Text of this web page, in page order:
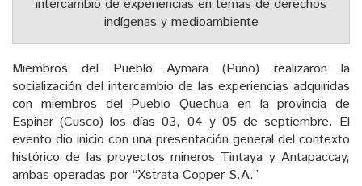
Miembros del Pueblo Aymara (Puno) realizaron la
socialización del intercambio de las experiencias adquiridas
con miembros del Pueblo Quechua en la provincia de
Espinar (Cusco) los días 03, 04 y 05 de septiembre. El
evento dio inicio con una presentación general del contexto
histórico de las proyectos mineros Tintaya y Antapaccay,
ambas operadas por “Xstrata Copper S.A.”